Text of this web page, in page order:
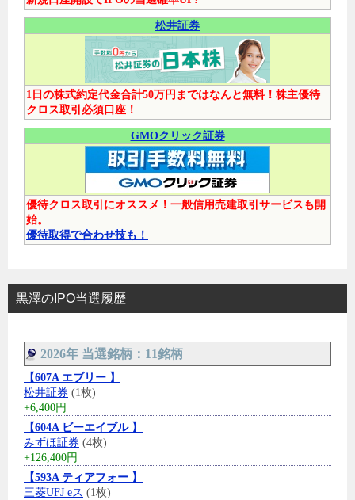
松井証券
1日の株式約定代金合計50万円まではなんと無料！株主優待
クロス取引必須口座！
GMOクリック証券
優待クロス取引にオススメ！一般信用売建取引サービスも開
始。
優待取得で合わせ技も！
黒澤のIPO当選履歴
2026年 当選銘柄：11銘柄
【607A エブリー 】
松井証券 (1枚)
+6,400円
【604A ビーエイブル 】
みずほ証券 (4枚)
+126,400円
【593A ティアフォー 】
三菱UFJ eス (1枚)